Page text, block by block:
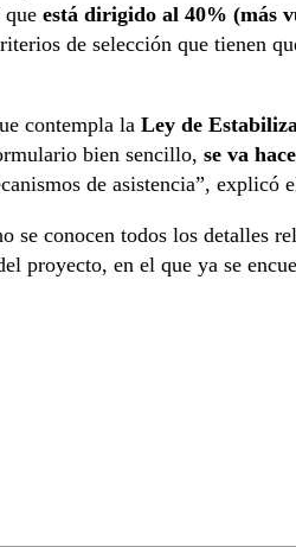
está dirigido al 40% (más
de selección que tienen
contempla la Ley de
bien sencillo, se va
de asistencia”, explicó
se conocen todos los detalles
proyecto, en el que ya se